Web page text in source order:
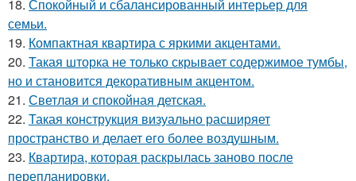
18. Спокойный и сбалансированный интерьер для
семьи.
19. Компактная квартира с яркими акцентами.
20. Такая шторка не только скрывает содержимое тумбы,
но и становится декоративным акцентом.
21. Светлая и спокойная детская.
22. Такая конструкция визуально расширяет
пространство и делает его более воздушным.
23. Квартира, которая раскрылась заново после
перепланировки.